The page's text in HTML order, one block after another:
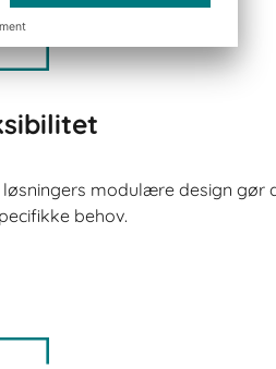
løsningers modulære design gør
behov.